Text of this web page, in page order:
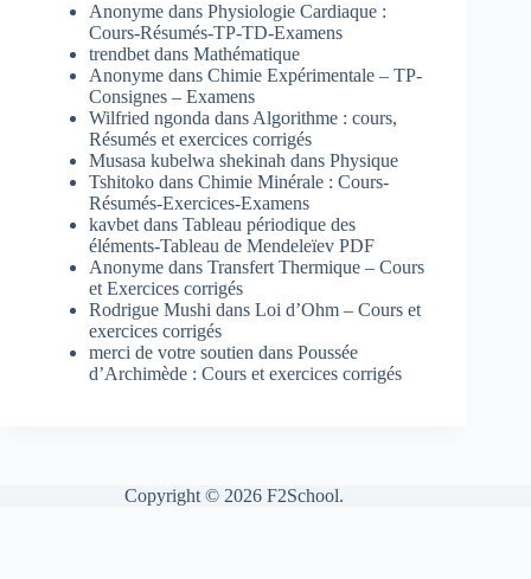
Anonyme dans Physiologie Cardiaque :
Cours-Résumés-TP-TD-Examens
trendbet dans Mathématique
Anonyme dans Chimie Expérimentale – TP-
Consignes – Examens
Wilfried ngonda dans Algorithme : cours,
Résumés et exercices corrigés
Musasa kubelwa shekinah dans Physique
Tshitoko dans Chimie Minérale : Cours-
Résumés-Exercices-Examens
kavbet dans Tableau périodique des
éléments-Tableau de Mendeleïev PDF
Anonyme dans Transfert Thermique – Cours
et Exercices corrigés
Rodrigue Mushi dans Loi d’Ohm – Cours et
exercices corrigés
merci de votre soutien dans Poussée
d’Archimède : Cours et exercices corrigés
Copyright © 2026 F2School.